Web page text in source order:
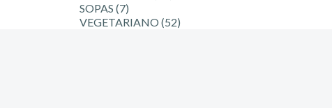
SOPAS (7)
VEGETARIANO (52)